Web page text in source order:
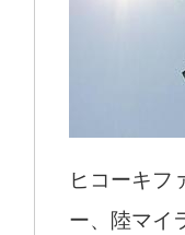
ヒコーキフ
ー、陸マイ